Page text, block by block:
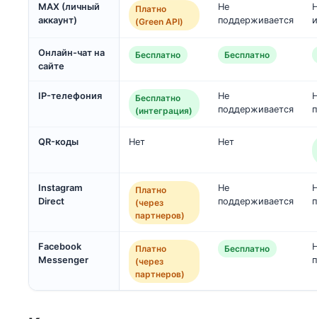
MAX (личный
аккаунт)
Платно
(Green API)
Не
поддерживается
Онлайн-чат на
сайте
Бесплатно Бесплатно
IP-телефония
Бесплатно
(интеграция)
Не
поддерживается
QR-коды Нет Нет
Instagram
Direct
Платно
(через
партнеров)
Не
поддерживается
Facebook
Messenger
Платно
(через
партнеров)
Бесплатно